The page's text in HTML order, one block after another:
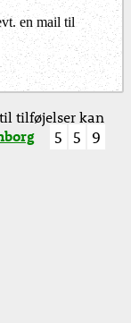
en mail til
tilføjelser kan
5 5 9